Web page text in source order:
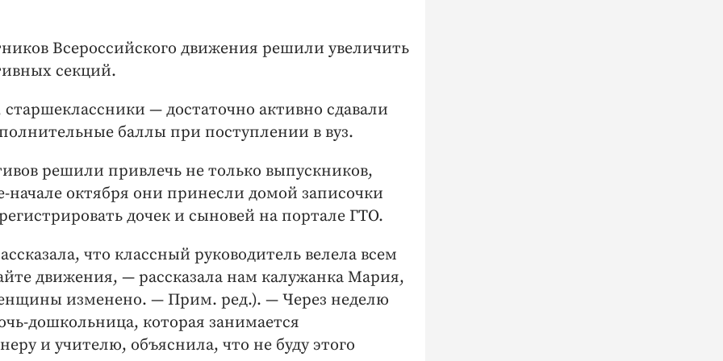
Всероссийского движения решили увеличить
секций.
— достаточно активно сдавали
баллы при поступлении в вуз.
решили привлечь не только выпускников,
начале октября они принесли домой записочки
дочек и сыновей на портале ГТО.
что классный руководитель велела всем
движения, — рассказала нам калужанка Мария,
изменено. — Прим. ред.). — Через неделю
дошкольница, которая занимается
и учителю, объяснила, что не буду этого